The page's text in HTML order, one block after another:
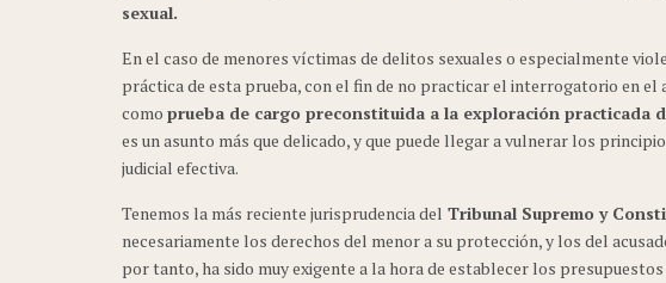
sexual.
En el caso de menores víctimas de delitos sexuales o especialmente
práctica de esta prueba, con el fin de no practicar el interrogatorio en
como prueba de cargo preconstituida a la exploración practicada
es un asunto más que delicado, y que puede llegar a vulnerar los
judicial efectiva.
Tenemos la más reciente jurisprudencia del Tribunal Supremo y
necesariamente los derechos del menor a su protección, y los del
por tanto, ha sido muy exigente a la hora de establecer los